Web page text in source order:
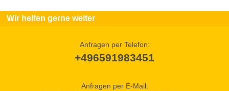
Wir helfen gerne weiter
Anfragen per Telefon:
+496591983451
Anfragen per E-Mail: